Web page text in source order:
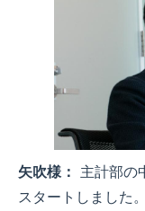
矢吹様： 主計部の
スタートしました